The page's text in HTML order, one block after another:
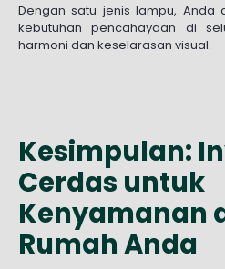
Dengan satu jenis lampu, Anda
kebutuhan pencahayaan di
harmoni dan keselarasan visual.
Kesimpulan:
Cerdas untuk
Kenyamanan
Rumah Anda